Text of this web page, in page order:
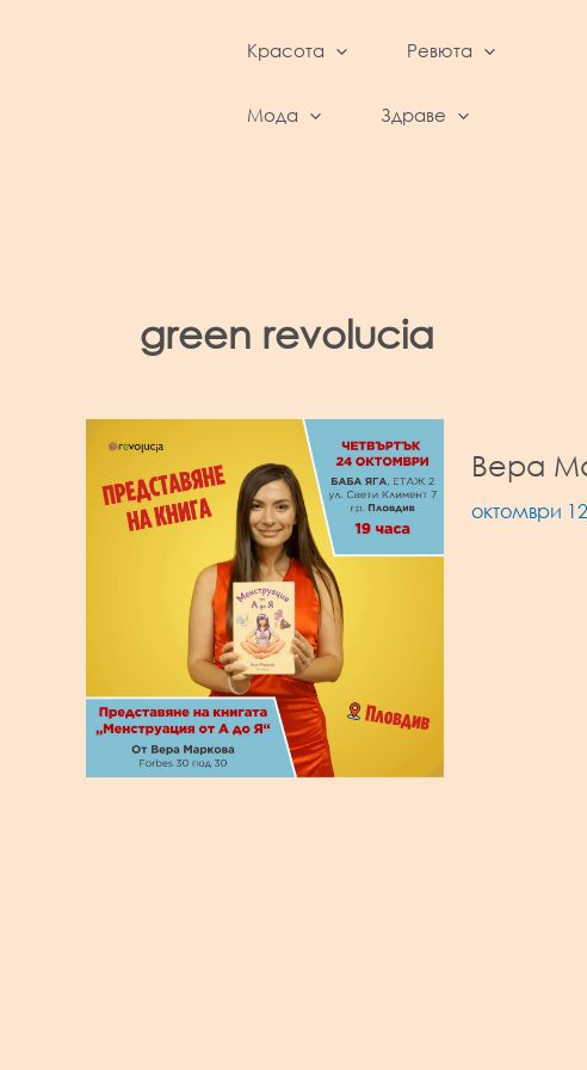
Красота Ревюта
Мода Здраве
green revolucia
Вера
октомври